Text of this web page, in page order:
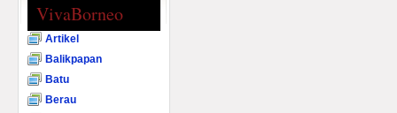
VivaBorneo
Artikel
Balikpapan
Batu
Berau